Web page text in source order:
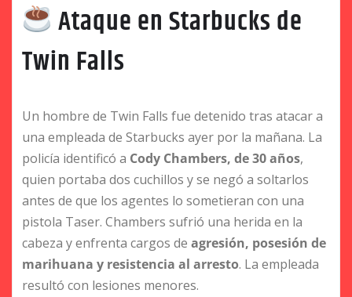
Ataque en Starbucks de
Twin Falls
Un hombre de Twin Falls fue detenido tras atacar a
una empleada de Starbucks ayer por la mañana. La
policía identificó a Cody Chambers, de 30 años,
quien portaba dos cuchillos y se negó a soltarlos
antes de que los agentes lo sometieran con una
pistola Taser. Chambers sufrió una herida en la
cabeza y enfrenta cargos de agresión, posesión de
marihuana y resistencia al arresto. La empleada
resultó con lesiones menores.